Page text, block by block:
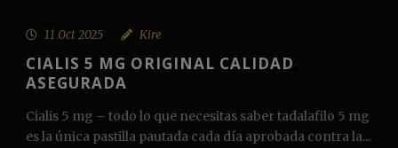
11 Oct 2025 Kire
CIALIS 5 MG ORIGINAL CALIDAD
ASEGURADA
Cialis 5 mg – todo lo que necesitas saber tadalafilo 5 mg
es la única pastilla pautada cada día aprobada contra la...